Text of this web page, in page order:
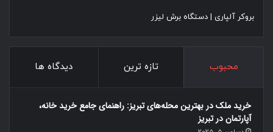
بروکر آلپاری | دستگاه برش لیزر
محبوب تازه ترین دیدگاه ها
خرید ملک در بهترین محله‌های تبریز: راهنمای جامع خرید خانه،
آپارتمان در تبریز